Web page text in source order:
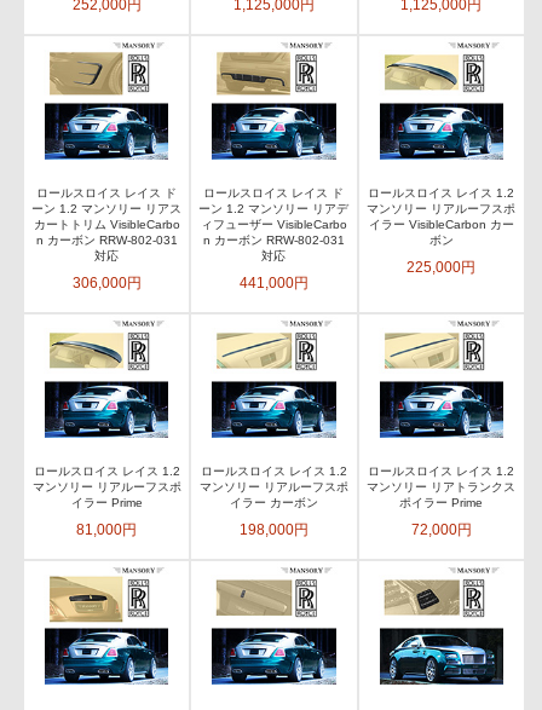
252,000円 1,125,000円 1,125,000円
ロールスロイス レイス ド
ーン 1.2 マンソリー リアス
カートトリム VisibleCarbo
n カーボン RRW-802-031
対応
306,000円
ロールスロイス レイス ド
ーン 1.2 マンソリー リアデ
ィフューザー VisibleCarbo
n カーボン RRW-802-031
対応
441,000円
ロールスロイス レイス 1.2
マンソリー リアルーフスポ
イラー VisibleCarbon カー
ボン
225,000円
ロールスロイス レイス 1.2
マンソリー リアルーフスポ
イラー Prime
81,000円
ロールスロイス レイス 1.2
マンソリー リアルーフスポ
イラー カーボン
198,000円
ロールスロイス レイス 1.2
マンソリー リアトランクス
ポイラー Prime
72,000円